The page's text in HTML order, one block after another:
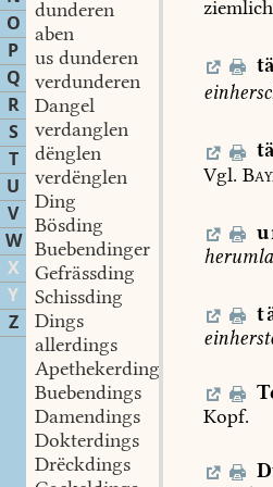
O
P
Q
R
S
T
U
V
W
X
Y
Z
dunderen
aben
us dunderen
verdunderen
Dangel
verdanglen
dënglen
verdënglen
Ding
Bösding
Buebendinger
Gefrässding
Schissding
Dings
allerdings
Apethekerdings
Buebendings
Damendings
Dokterdings
Drëckdings
ziemlich
Vgl.
Kopf.